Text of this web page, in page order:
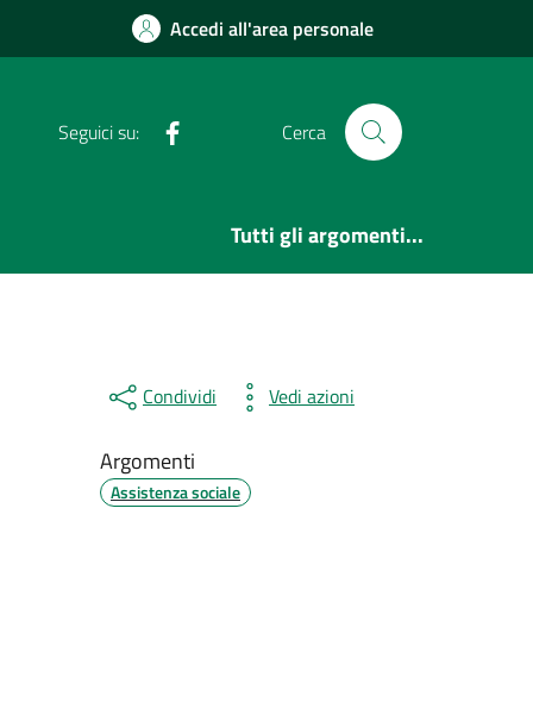
Accedi all'area personale
Seguici su: Cerca
Tutti gli argomenti...
Condividi Vedi azioni
Argomenti
Assistenza sociale